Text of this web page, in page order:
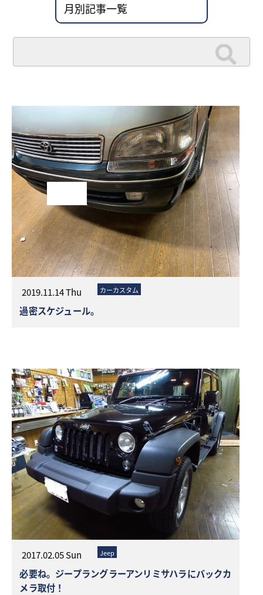
2019.11.14 Thu カーカスタム
過密スケジュール。
2017.02.05 Sun Jeep
必要ね。ジープラングラーアンリミサハラにバックカ
メラ取付！